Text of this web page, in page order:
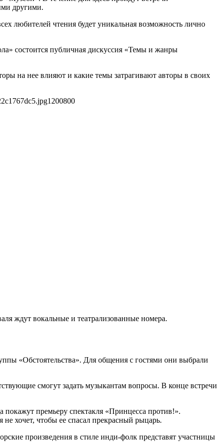
другими.
любителей чтения будет уникальная возможность лично
состоится публичная дискуссия «Темы и жанры
на нее влияют и какие темы затрагивают авторы в своих
1200800
ждут вокальные и театрализованные номера.
«Обстоятельства». Для общения с гостями они выбрали
смогут задать музыкантам вопросы. В конце встречи
премьеру спектакля «Принцесса против!».
хочет, чтобы ее спасал прекрасный рыцарь.
произведения в стиле инди-фолк представят участницы